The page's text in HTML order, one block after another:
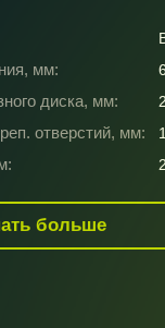
мм:
диска, мм:
отверстий, мм:
больше